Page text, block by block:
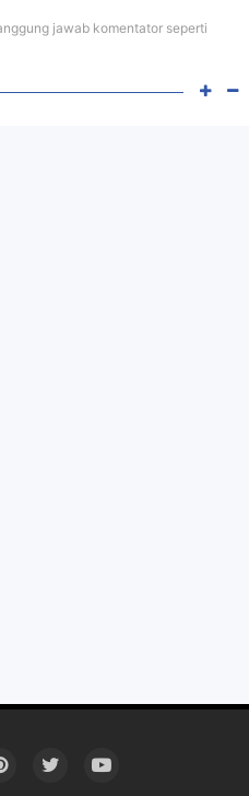
jawab komentator seperti